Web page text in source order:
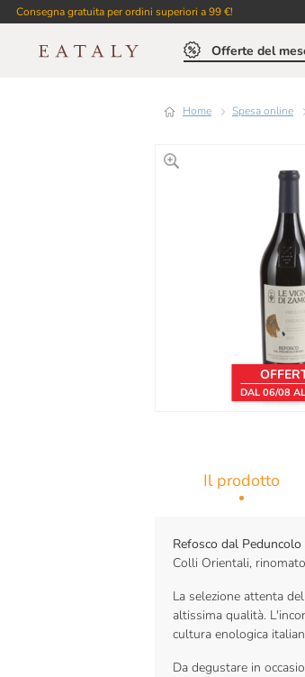
Consegna gratuita per ordini superiori a 99 €!
Offerte del
Home Spesa online
DAL 06/08
Il prodotto
Refosco dal Peduncolo
Colli Orientali,
La selezione attenta
altissima qualità.
cultura enologica
Da degustare in